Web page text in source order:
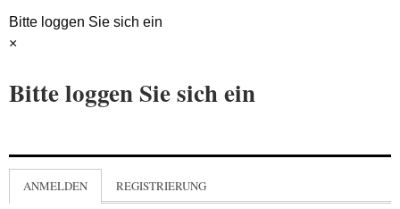
Bitte loggen Sie sich ein
×
Bitte loggen Sie sich ein
ANMELDEN REGISTRIERUNG